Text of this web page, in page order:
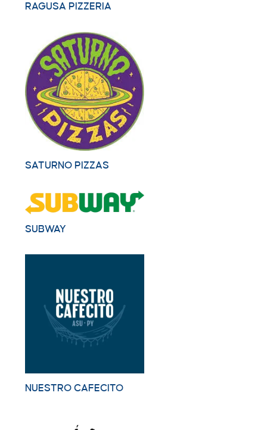
RAGUSA PIZZERIA
SATURNO PIZZAS
SUBWAY
NUESTRO CAFECITO